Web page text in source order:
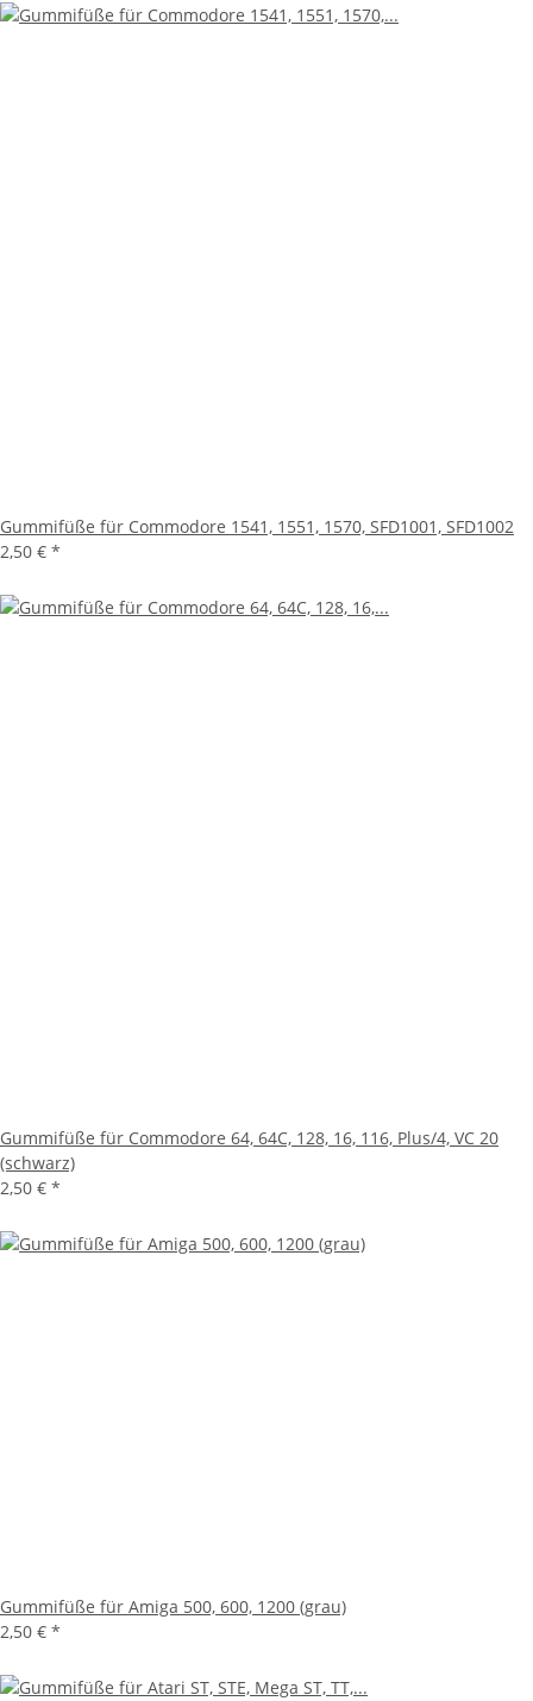
Gummifüße für Commodore 1541, 1551, 1570, SFD1001, SFD1002
2,50 € *
Gummifüße für Commodore 64, 64C, 128, 16, 116, Plus/4, VC 20
(schwarz)
2,50 € *
Gummifüße für Amiga 500, 600, 1200 (grau)
2,50 € *